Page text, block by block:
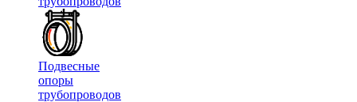
Подвесные
опоры
трубопроводов